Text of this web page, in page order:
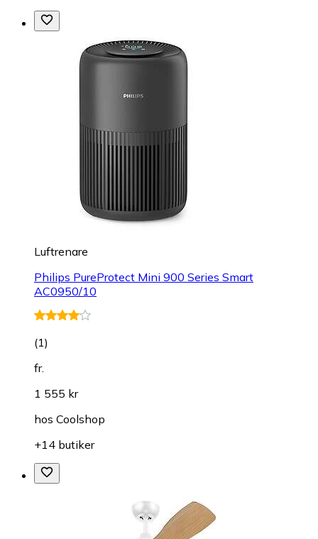
Luftrenare
Philips PureProtect Mini 900 Series Smart
AC0950/10
(1)
fr.
1 555 kr
hos Coolshop
+14 butiker